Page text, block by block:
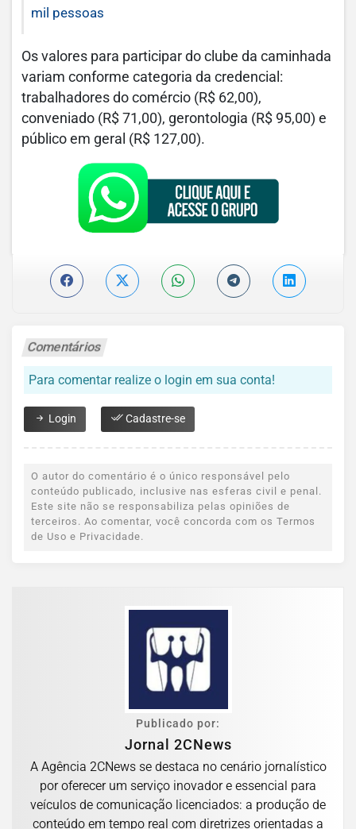
mil pessoas
Os valores para participar do clube da caminhada
variam conforme categoria da credencial:
trabalhadores do comércio (R$ 62,00),
conveniado (R$ 71,00), gerontologia (R$ 95,00) e
público em geral (R$ 127,00).
Comentários
Para comentar realize o login em sua conta!
Login Cadastre-se
O autor do comentário é o único responsável pelo
conteúdo publicado, inclusive nas esferas civil e penal.
Este site não se responsabiliza pelas opiniões de
terceiros. Ao comentar, você concorda com os Termos
de Uso e Privacidade.
Publicado por:
Jornal 2CNews
A Agência 2CNews se destaca no cenário jornalístico
por oferecer um serviço inovador e essencial para
veículos de comunicação licenciados: a produção de
conteúdo em tempo real com diretrizes orientadas a